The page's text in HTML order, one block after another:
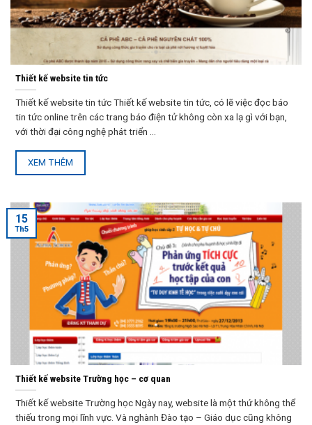
Thiết kế website tin tức
Thiết kế website tin tức Thiết kế website tin tức, có lẽ việc đọc báo
tin tức online trên các trang báo điện tử không còn xa lạ gì với bạn,
với thời đại công nghệ phát triển ...
XEM THÊM
Thiết kế website Trường học – cơ quan
Thiết kế website Trường học Ngày nay, website là một thứ không thể
thiếu trong mọi lĩnh vực. Và nghành Đào tạo – Giáo dục cũng không
15
Th5